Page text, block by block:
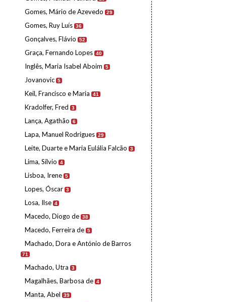
Gomes, Mário de Azevedo 29
Gomes, Ruy Luís 36
Gonçalves, Flávio 52
Graça, Fernando Lopes 40
Inglês, Maria Isabel Aboim 5
Jovanovic 5
Keil, Francisco e Maria 41
Kradolfer, Fred 3
Lança, Agathão 6
Lapa, Manuel Rodrigues 29
Leite, Duarte e Maria Eulália Falcão 3
Lima, Sílvio 4
Lisboa, Irene 5
Lopes, Óscar 3
Losa, Ilse 4
Macedo, Diogo de 38
Macedo, Ferreira de 5
Machado, Dora e António de Barros
71
Machado, Utra 3
Magalhães, Barbosa de 4
Manta, Abel 39